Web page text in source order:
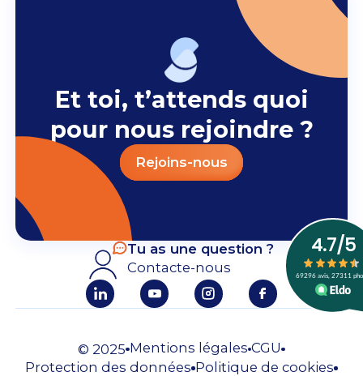
Et toi, t’attends quoi
pour nous rejoindre ?
Rejoins-nous
Tu as une question ?
Contacte-nous
© 2025 Mentions légales CGU
Protection des données Politique de cookies